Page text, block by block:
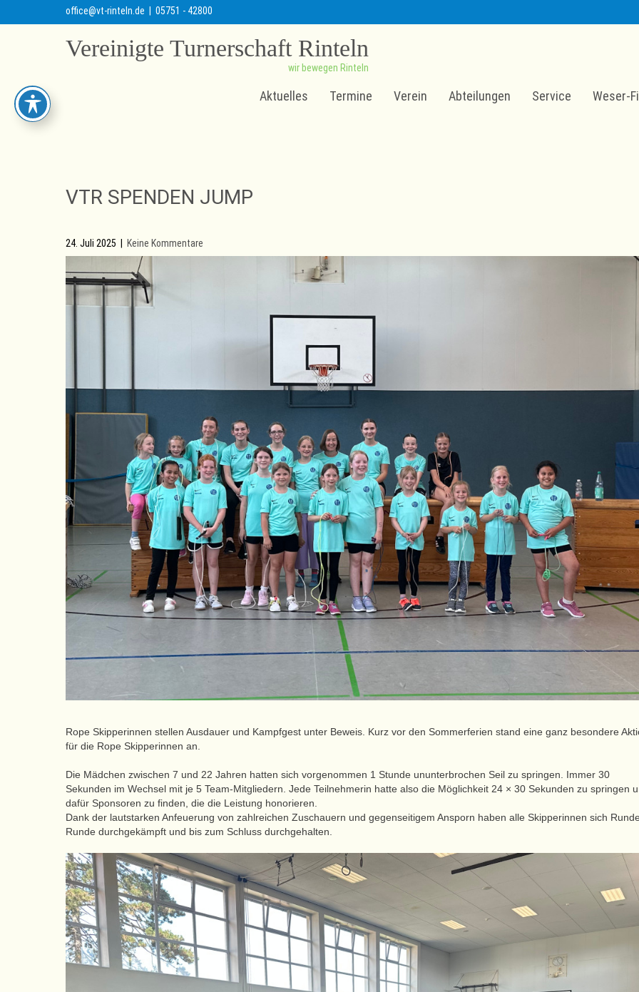
office@vt-rinteln.de | 05751 - 42800
Vereinigte Turnerschaft Rinteln
wir bewegen Rinteln
Aktuelles Termine Verein Abteilungen Service Weser-
VTR SPENDEN JUMP
24. Juli 2025 Keine Kommentare
Rope Skipperinnen stellen Ausdauer und Kampfgest unter Beweis. Kurz vor den Sommerferien stand eine ganz besondere
für die Rope Skipperinnen an.
Die Mädchen zwischen 7 und 22 Jahren hatten sich vorgenommen 1 Stunde ununterbrochen Seil zu springen. Immer 30
Sekunden im Wechsel mit je 5 Team-Mitgliedern. Jede Teilnehmerin hatte also die Möglichkeit 24 × 30 Sekunden zu springen
dafür Sponsoren zu finden, die die Leistung honorieren.
Dank der lautstarken Anfeuerung von zahlreichen Zuschauern und gegenseitigem Ansporn haben alle Skipperinnen sich
Runde durchgekämpft und bis zum Schluss durchgehalten.